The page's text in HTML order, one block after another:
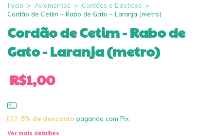
Início > Aviamentos > Cordões e Elásticos >
Cordão de Cetim - Rabo de Gato - Laranja (metro)
Cordão de Cetim - Rabo de
Gato - Laranja (metro)
R$1,00
3% de desconto pagando com Pix
Ver mais detalhes